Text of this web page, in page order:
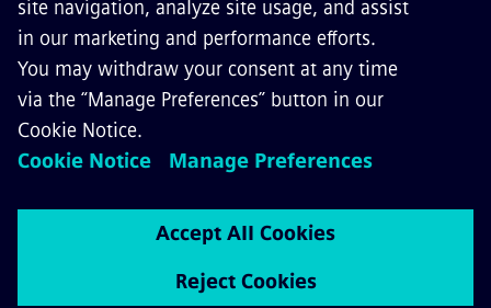
©Siemens Mobility2026
Privacy Notice
Cookie Notice